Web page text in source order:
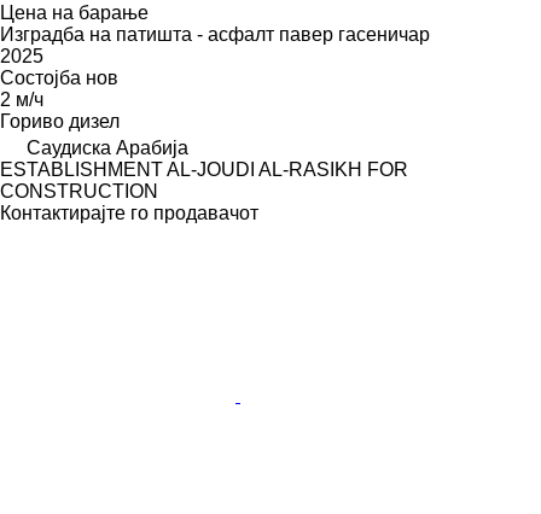
Цена на барање
Изградба на патишта - асфалт павер гасеничар
2025
Состојба нов
2 м/ч
Гориво дизел
Саудиска Арабија
ESTABLISHMENT AL-JOUDI AL-RASIKH FOR
CONSTRUCTION
Контактирајте го продавачот